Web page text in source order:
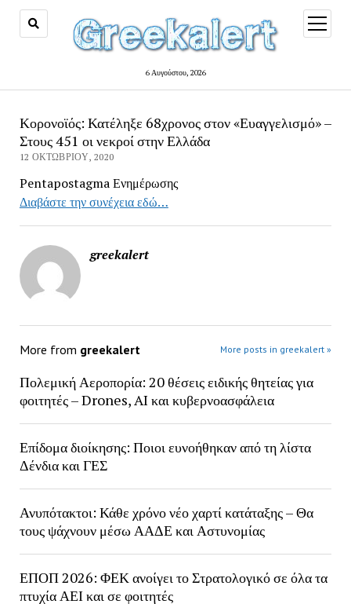
6 Αυγούστου, 2026
open
menu
Κορονοϊός: Κατέληξε 68χρονος στον «Ευαγγελισμό» –
Στους 451 οι νεκροί στην Ελλάδα
12 ΟΚΤΩΒΡΊΟΥ, 2020
Pentapostagma Ενημέρωσης
Διαβάστε την συνέχεια εδώ…
greekalert
More from greekalert More posts in greekalert »
Πολεμική Αεροπορία: 20 θέσεις ειδικής θητείας για
φοιτητές – Drones, AI και κυβερνοασφάλεια
Επίδομα διοίκησης: Ποιοι ευνοήθηκαν από τη λίστα
Δένδια και ΓΕΣ
Ανυπότακτοι: Κάθε χρόνο νέο χαρτί κατάταξης – Θα
τους ψάχνουν μέσω ΑΑΔΕ και Αστυνομίας
ΕΠΟΠ 2026: ΦΕΚ ανοίγει το Στρατολογικό σε όλα τα
πτυχία ΑΕΙ και σε φοιτητές